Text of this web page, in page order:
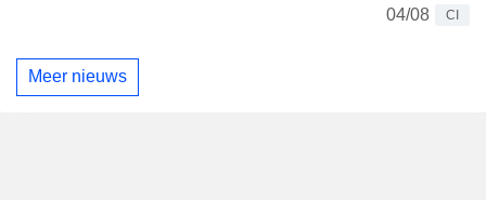
04/08
CI
Meer nieuws